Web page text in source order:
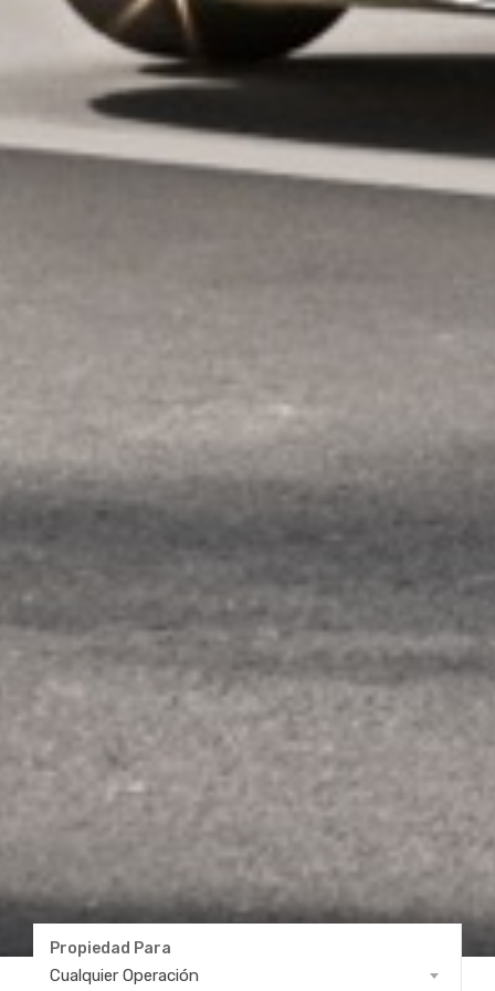
Propiedad Para
Cualquier Operación
Propiedad